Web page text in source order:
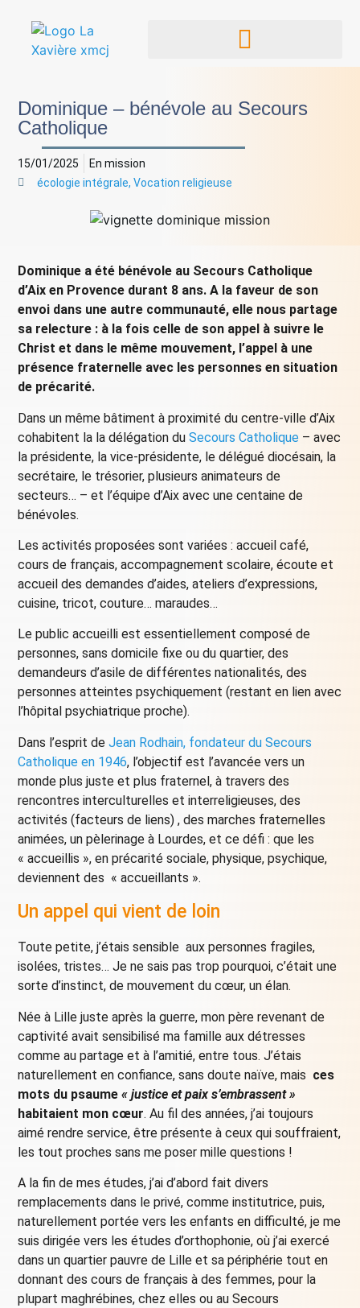
Dominique – bénévole au Secours
Catholique
15/01/2025
En mission
écologie intégrale,Vocation religieuse
Dominique a été bénévole au Secours Catholique
d’Aix en Provence durant 8 ans. A la faveur de son
envoi dans une autre communauté, elle nous partage
sa relecture : à la fois celle de son appel à suivre le
Christ et dans le même mouvement, l’appel à une
présence fraternelle avec les personnes en situation
de précarité.
Dans un même bâtiment à proximité du centre-ville d’Aix
cohabitent la la délégation duSecours Catholique – avec
la présidente, la vice-présidente, le délégué diocésain, la
secrétaire, le trésorier, plusieurs animateurs de
secteurs… – et l’équipe d’Aix avec une centaine de
bénévoles.
Les activités proposées sont variées : accueil café,
cours de français, accompagnement scolaire, écoute et
accueil des demandes d’aides, ateliers d’expressions,
cuisine, tricot, couture… maraudes…
Le public accueilli est essentiellement composé de
personnes, sans domicile fixe ou du quartier, des
demandeurs d’asile de différentes nationalités, des
personnes atteintes psychiquement (restant en lien avec
l’hôpital psychiatrique proche).
Dans l’esprit deJean Rodhain, fondateur du Secours
Catholique en 1946, l’objectif est l’avancée vers un
monde plus juste et plus fraternel, à travers des
rencontres interculturelles et interreligieuses, des
activités (facteurs de liens) , des marches fraternelles
animées, un pèlerinage à Lourdes, et ce défi : que les
« accueillis », en précarité sociale, physique, psychique,
deviennent des « accueillants ».
Un appel qui vient de loin
Toute petite, j’étais sensible aux personnes fragiles,
isolées, tristes… Je ne sais pas trop pourquoi, c’était une
sorte d’instinct, de mouvement du cœur, un élan.
Née à Lille juste après la guerre, mon père revenant de
captivité avait sensibilisé ma famille aux détresses
comme au partage et à l’amitié, entre tous. J’étais
naturellement en confiance, sans doute naïve, mais ces
mots du psaume« justice et paix s’embrassent »
habitaient mon cœur. Au fil des années, j’ai toujours
aimé rendre service, être présente à ceux qui souffraient,
les tout proches sans me poser mille questions !
A la fin de mes études, j’ai d’abord fait divers
remplacements dans le privé, comme institutrice, puis,
naturellement portée vers les enfants en difficulté, je me
suis dirigée vers les études d’orthophonie, où j’ai exercé
dans un quartier pauvre de Lille et sa périphérie tout en
donnant des cours de français à des femmes, pour la
plupart maghrébines, chez elles ou au Secours